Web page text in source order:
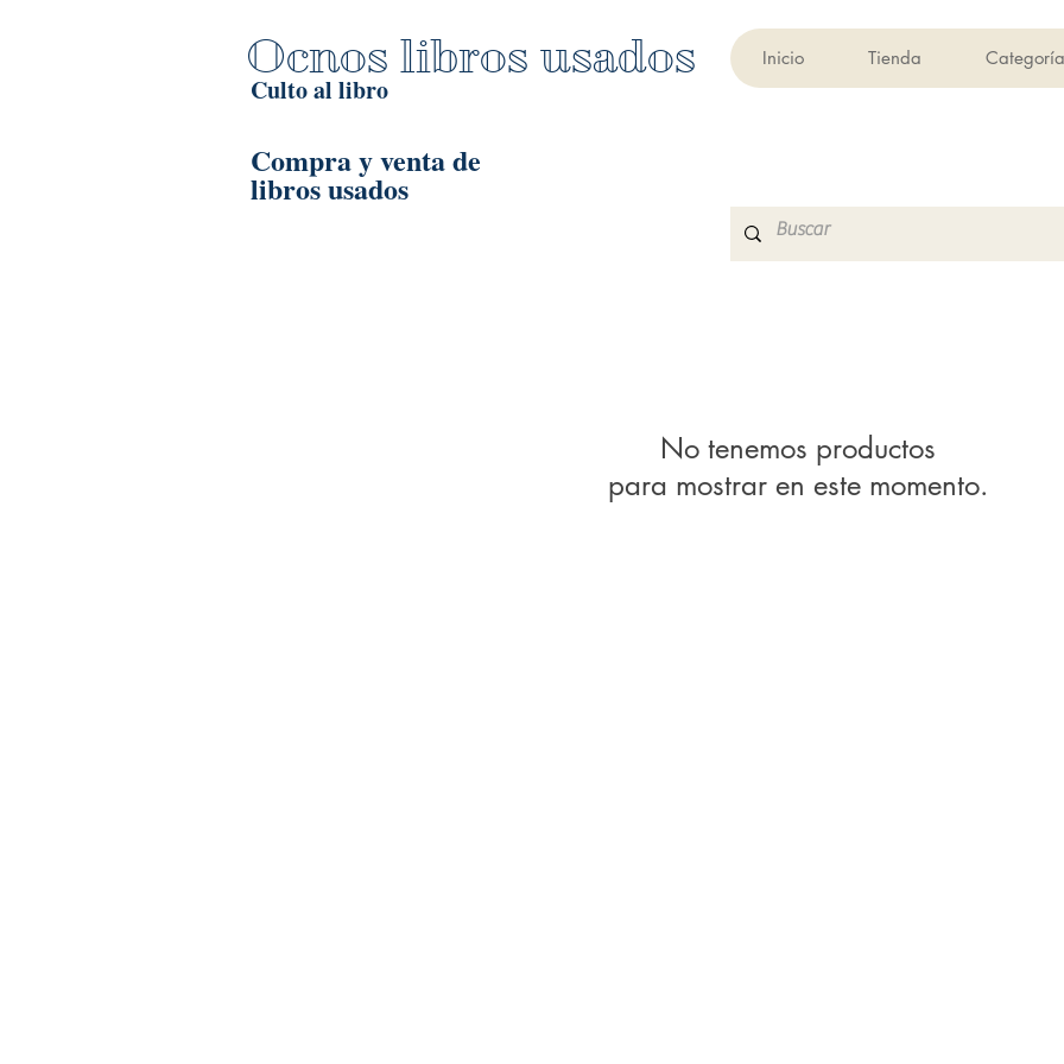
Culto al libro
Compra y venta de
libros usados
Ocnos libros usados Inicio Tienda
No tenemos productos
para mostrar en este momento.